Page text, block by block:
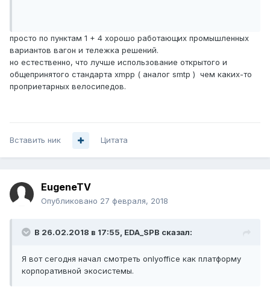
просто по пунктам 1 + 4 хорошо работающих промышленных
вариантов вагон и тележка решений.
но естественно, что лучше использование открытого и
общепринятого стандарта xmpp ( аналог smtp ) чем каких-то
проприетарных велосипедов.
Вставить ник Цитата
EugeneTV
Опубликовано 27 февраля, 2018
В 26.02.2018 в 17:55, EDA_SPB сказал:
Я вот сегодня начал смотреть onlyoffice как платформу
корпоративной экосистемы.